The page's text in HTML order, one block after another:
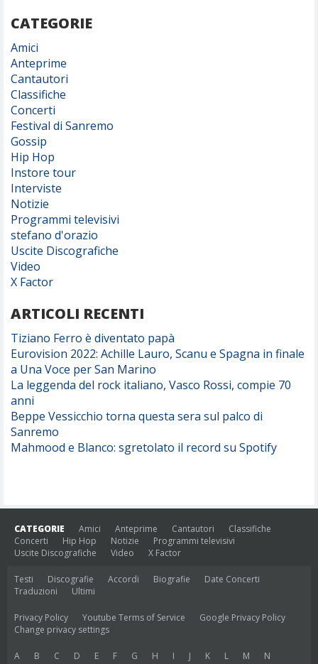
CATEGORIE
Amici
Anteprime
Cantautori
Classifiche
Concerti
Festival di Sanremo
Gossip
Hip Hop
Instore tour
Interviste
Notizie
Programmi televisivi
stefano d'orazio
Uscite Discografiche
Video
X Factor
ARTICOLI RECENTI
Tiziano Ferro è diventato papà
Eurovision 2022: Achille Lauro, Scanu e Spagna in finale
a Una Voce per San Marino
La leggenda del rock italiano, Vasco Rossi, compie 70
anni
Beppe Vessicchio torna questa sera sul palco di
Sanremo
Mahmood e Blanco: sgretolato il record su Spotify
CATEGORIE Amici Anteprime Cantautori
Classifiche
Concerti
Hip Hop Notizie
Programmi televisivi
Uscite Discografiche
Video X Factor
Testi Discografie Accordi Biografie
Date Concerti
Traduzioni
Ultimi
Privacy Policy Youtube Terms of Service
Google Privacy Policy
Change privacy settings
A B C D E F G H I J K L M
N